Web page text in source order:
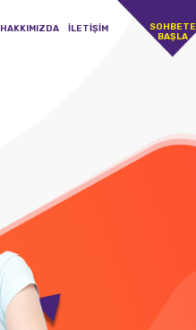
HAKKIMIZDA İLETİŞİM
SOHBETE
BAŞLA